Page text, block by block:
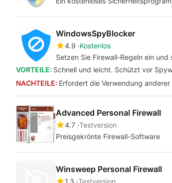
WindowsSpyBlocker
4.9 Kostenlos
Setzen Sie Firewall-Regeln ein
VORTEILE: Schnell und leicht. Schützt vor
NACHTEILE: Erfordert die Verwendung
Advanced Personal Firewall
4.7 Testversion
Preisgekrönte Firewall-Software
Winsweep Personal Firewall
1.3 Testversion